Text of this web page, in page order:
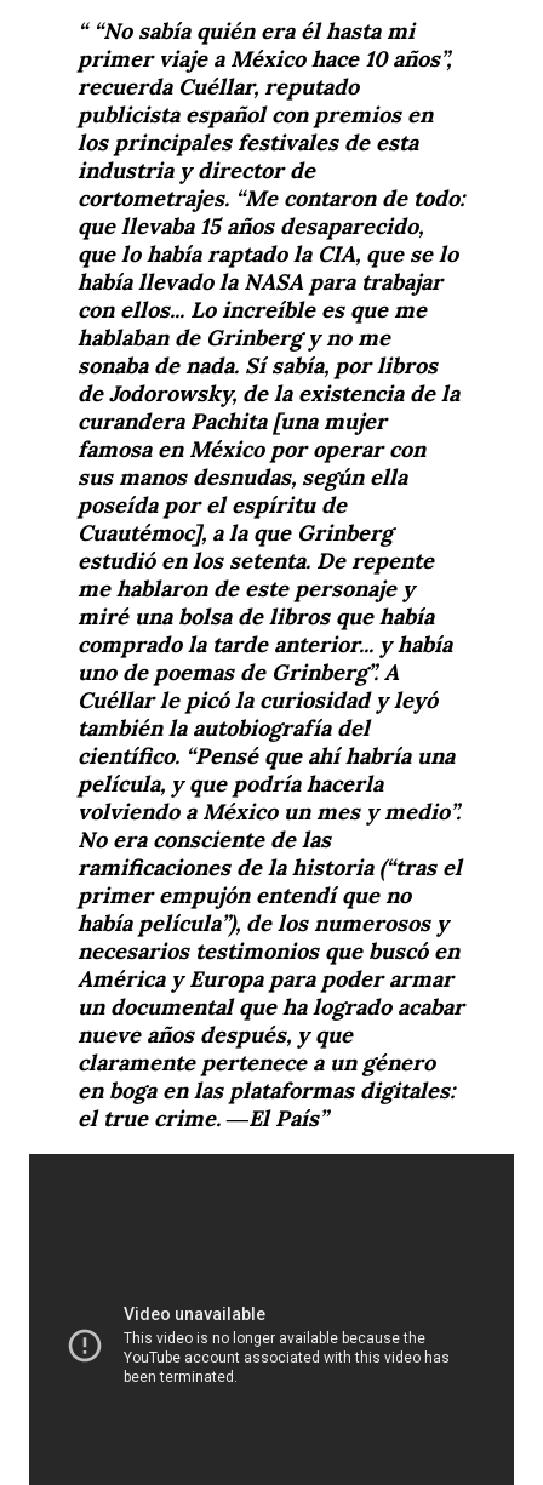
“No sabía quién era él hasta mi
primer viaje a México hace 10 años”,
recuerda Cuéllar, reputado
publicista español con premios en
los principales festivales de esta
industria y director de
cortometrajes. “Me contaron de todo:
que llevaba 15 años desaparecido,
que lo había raptado la CIA, que se lo
había llevado la NASA para trabajar
con ellos... Lo increíble es que me
hablaban de Grinberg y no me
sonaba de nada. Sí sabía, por libros
de Jodorowsky, de la existencia de la
curandera Pachita [una mujer
famosa en México por operar con
sus manos desnudas, según ella
poseída por el espíritu de
Cuautémoc], a la que Grinberg
estudió en los setenta. De repente
me hablaron de este personaje y
miré una bolsa de libros que había
comprado la tarde anterior... y había
uno de poemas de Grinberg”. A
Cuéllar le picó la curiosidad y leyó
también la autobiografía del
científico. “Pensé que ahí habría una
película, y que podría hacerla
volviendo a México un mes y medio”.
No era consciente de las
ramificaciones de la historia (“tras el
primer empujón entendí que no
había película”), de los numerosos y
necesarios testimonios que buscó en
América y Europa para poder armar
un documental que ha logrado acabar
nueve años después, y que
claramente pertenece a un género
en boga en las plataformas digitales:
el true crime.―El País